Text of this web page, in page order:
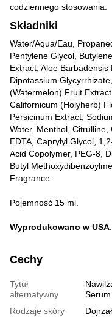
codziennego stosowania.
Składniki
Water/Aqua/Eau,
Pentylene Glycol,
Extract, Aloe
Dipotassium
(Watermelon) Fruit
Californicum (Holyherb)
Persicinum Extract,
Water, Menthol,
EDTA, Caprylyl Glycol,
Acid Copolymer, PEG-8,
Butyl
Fragrance.
Pojemność 15 ml.
Wyprodukowano w USA.
Cechy
Tytuł
alternatywny
Rodzaje skóry